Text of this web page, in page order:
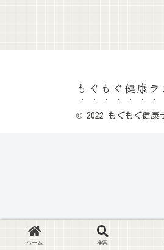
もぐもぐ健康ラ
© 2022 もぐもぐ健康
ホーム 検索